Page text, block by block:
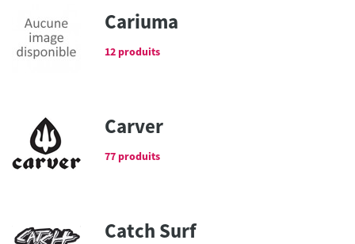
Cariuma
12 produits
Carver
77 produits
Catch Surf